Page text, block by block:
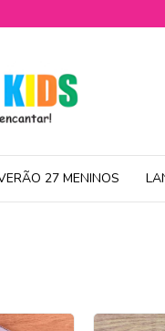
27 MENINOS